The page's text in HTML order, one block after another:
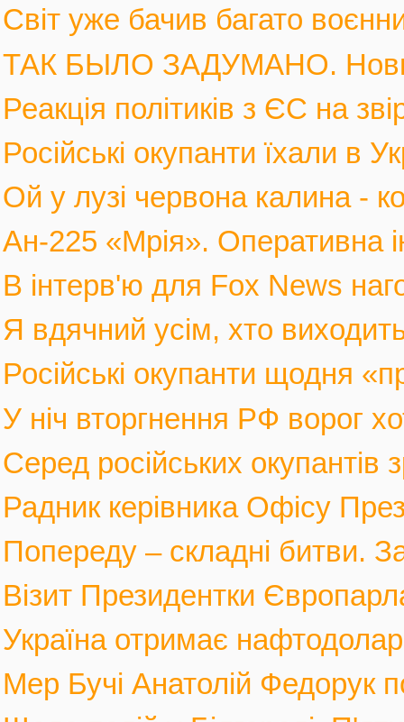
Світ уже бачив багато
ТАК БЫЛО ЗАДУМАНО.
Реакція політиків з ЄС на
Російські окупанти їхали в
Ой у лузі червона калина -
Ан-225 «Мрія». Оперативна
В інтерв'ю для Fox News
Я вдячний усім, хто
Російські окупанти щодня
У ніч вторгнення РФ ворог
Серед російських
Радник керівника Офісу
Попереду – складні битви.
Візит Президентки
Україна отримає
Мер Бучі Анатолій Федорук